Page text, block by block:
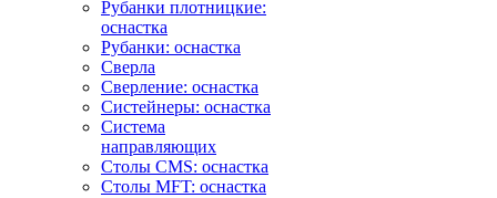
Рубанки плотницкие:
оснастка
Рубанки: оснастка
Сверла
Сверление: оснастка
Систейнеры: оснастка
Система
направляющих
Столы CMS: оснастка
Столы MFT: оснастка